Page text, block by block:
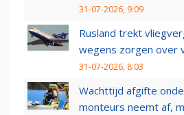
31-07-2026, 9:09
Rusland trekt
wegens zorgen over
31-07-2026, 8:03
Wachttijd afgifte
monteurs neemt af,